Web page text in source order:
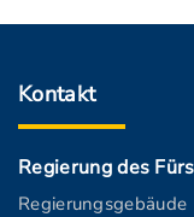
Kontakt
Regierung des
Regierungsgebäude